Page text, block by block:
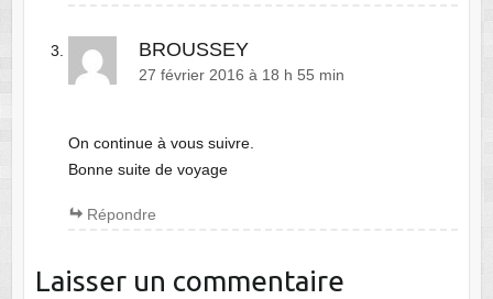
BROUSSEY
27 février 2016 à 18 h 55 min
On continue à vous suivre.
Bonne suite de voyage
Répondre
Laisser un commentaire